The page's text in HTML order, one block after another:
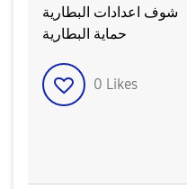
شوف اعدادات البطارية
حماية البطارية
0 Likes